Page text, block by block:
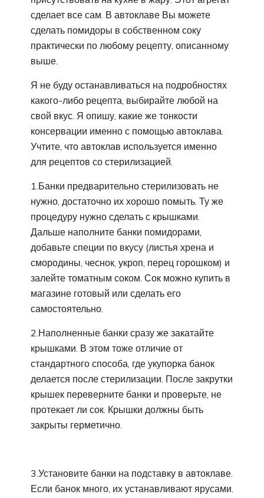
сделает все сам. В автоклаве Вы можете
сделать помидоры в собственном соку
практически по любому рецепту, описанному
выше.
Я не буду останавливаться на подробностях
какого-либо рецепта, выбирайте любой на
свой вкус. Я опишу, какие же тонкости
консервации именно с помощью автоклава.
Учтите, что автоклав используется именно
для рецептов со стерилизацией.
1.Банки предварительно стерилизовать не
нужно, достаточно их хорошо помыть. Ту же
процедуру нужно сделать с крышками.
Дальше наполните банки помидорами,
добавьте специи по вкусу (листья хрена и
смородины, чеснок, укроп, перец горошком) и
залейте томатным соком. Сок можно купить в
магазине готовый или сделать его
самостоятельно.
2.Наполненные банки сразу же закатайте
крышками. В этом тоже отличие от
стандартного способа, где укупорка банок
делается после стерилизации. После закрутки
крышек переверните банки и проверьте, не
протекает ли сок. Крышки должны быть
закрыты герметично.
3.Установите банки на подставку в автоклаве.
Если банок много, их устанавливают ярусами.